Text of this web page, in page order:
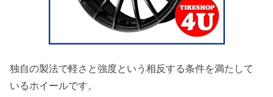
独自の製法で軽さと強度という相反する条件を満たして
いるホイールです。